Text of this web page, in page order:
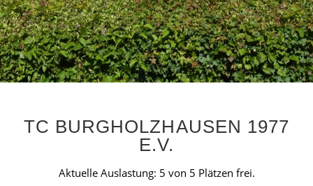
TC BURGHOLZHAUSEN 1977
E.V.
Aktuelle Auslastung: 5 von 5 Plätzen frei.